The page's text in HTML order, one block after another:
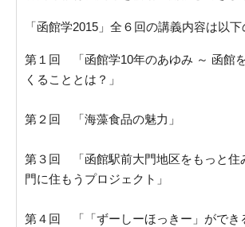
「函館学2015」全６回の講義内容は以下
第１回 「函館学10年のあゆみ ～ 函館
くることとは？」
第２回 「海藻食品の魅力」
第３回 「函館駅前大門地区をもっと住
門に住もうプロジェクト」
第４回 「「ずーしーほっきー」ができ